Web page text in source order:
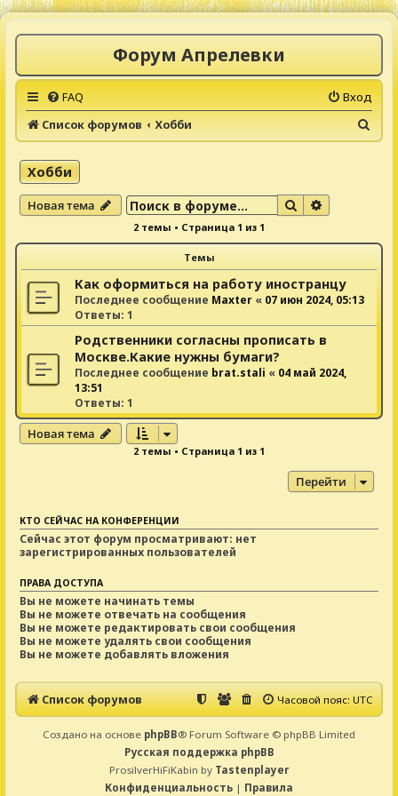
Форум Апрелевки
FAQ
Вход
Список форумов
Хобби
о
Хобби
Новая тема Поиск
2 темы • Страница 1 из 1
Темы
Как оформиться на работу иностранцу
Последнее сообщение Maxter « 07 июн 2024, 05:13
Ответы: 1
Родственники согласны прописать в
Москве.Какие нужны бумаги?
Последнее сообщение brat.stali « 04 май 2024,
13:51
Ответы: 1
Новая тема
2 темы • Страница 1 из 1
Перейти
КТО СЕЙЧАС НА КОНФЕРЕНЦИИ
Сейчас этот форум просматривают: нет
зарегистрированных пользователей
ПРАВА ДОСТУПА
Вы не можете начинать темы
Вы не можете отвечать на сообщения
Вы не можете редактировать свои сообщения
Вы не можете удалять свои сообщения
Вы не можете добавлять вложения
Список форумов Часовой пояс:UTC
Создано на основе phpBB® Forum Software © phpBB Limited
Русская поддержка phpBB
ProsilverHiFiKabin by Tastenplayer
Конфиденциальность | Правила